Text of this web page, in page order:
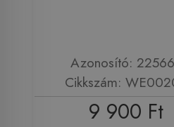
Azonosító:
Cikkszám:
9 900 Ft